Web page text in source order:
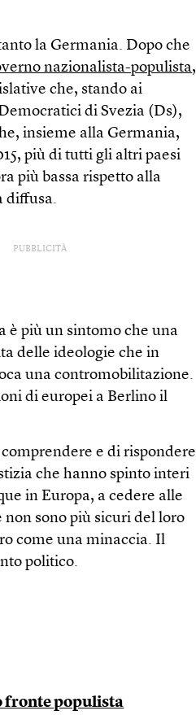
la Germania. Dopo che
nazionalista-populista,
che, stando ai
di Svezia (Ds),
insieme alla Germania,
più di tutti gli altri paesi
più bassa rispetto alla
diffusa.
PUBBLICITÀ
è più un sintomo che una
delle ideologie che in
una contromobilitazione.
di europei a Berlino il
e di rispondere
che hanno spinto interi
in Europa, a cedere alle
non sono più sicuri del loro
come una minaccia. Il
politico.
fronte populista